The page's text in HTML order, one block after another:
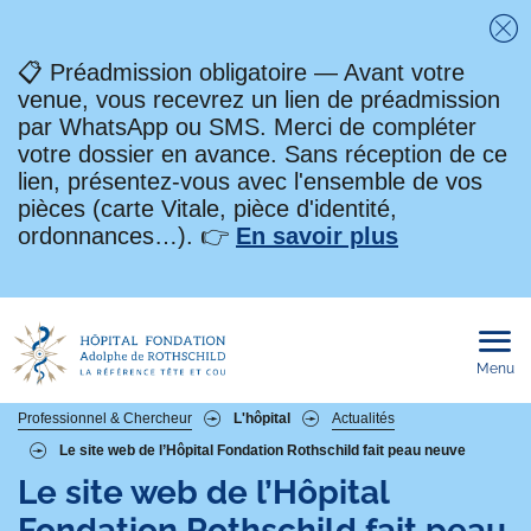
📋 Préadmission obligatoire — Avant votre
venue, vous recevrez un lien de préadmission
par WhatsApp ou SMS. Merci de compléter
votre dossier en avance. Sans réception de ce
lien, présentez-vous avec l'ensemble de vos
pièces (carte Vitale, pièce d'identité,
ordonnances…). 👉 En savoir plus
Menu
Fil
d'Ariane
Professionnel & Chercheur L'hôpital
Actualités
Le site web de l’Hôpital Fondation Rothschild fait peau neuve
Le site web de l’Hôpital